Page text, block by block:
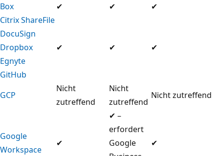
Box
✔ ✔
✔
Citrix ShareFile
DocuSign
Dropbox
✔ ✔
✔
Egnyte
GitHub
GCP
Nicht
zutreffend
Nicht
zutreffend
Nicht zutreffend
Google
Workspace
✔
✔ –
erfordert
Google
✔